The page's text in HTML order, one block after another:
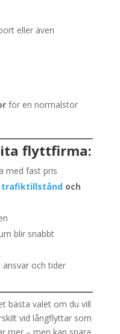
eller även
för en normalstor
flyttfirma:
med fast pris
trafiktillståndoch
blir snabbt
och tider
bästa valet om du vill
vid långflyttar som